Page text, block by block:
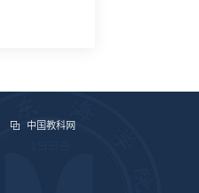
中国教科网